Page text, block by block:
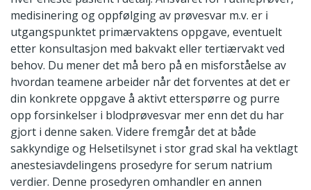
medisinering og oppfølging av prøvesvar m.v. er i
utgangspunktet primærvaktens oppgave, eventuelt
etter konsultasjon med bakvakt eller tertiærvakt ved
behov. Du mener det må bero på en misforståelse av
hvordan teamene arbeider når det forventes at det er
din konkrete oppgave å aktivt etterspørre og purre
opp forsinkelser i blodprøvesvar mer enn det du har
gjort i denne saken. Videre fremgår det at både
sakkyndige og Helsetilsynet i stor grad skal ha vektlagt
anestesiavdelingens prosedyre for serum natrium
verdier. Denne prosedyren omhandler en annen